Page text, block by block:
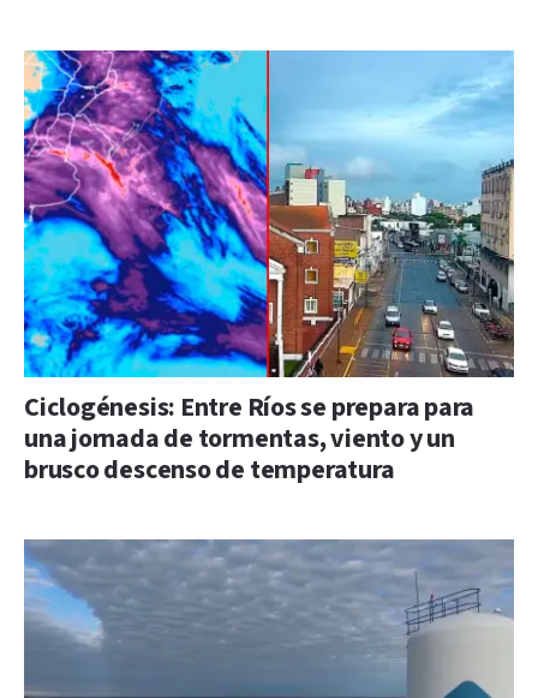
Ciclogénesis: Entre Ríos se prepara para
una jornada de tormentas, viento y un
brusco descenso de temperatura